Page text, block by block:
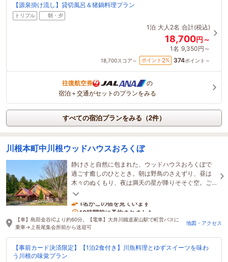
【源泉掛け流し】貸切風呂＆猪鍋料理プラン
トリプル 朝・夕
1泊 大人2名 合計(税込)
18,700円～
1名 9,350円～
18,700スコア～ ポイント 2% 374ポイント～
往復航空券
の
宿泊＋交通がセットのプランをみる
すべての宿泊プランをみる（2件）
川根本町中川根ウッドハウスおろくぼ
静けさと自然に包まれた、ウッドハウスおろくぼで
過ごす癒しのひととき。朝は野鳥のさえずり、昼は
木々のぬくもり、夜は満天の星が降りそそぐ空。ご
家族やご友人、大切な人とぜひお越しください。
1名がこの宿を見ています
10時間前に予約されました
【車】島田金谷ICより約60分。【電車】大井川鐵道家山駅で町営バスに
乗車→上長尾集会所前から送迎可
地図・アクセス
【事前カード決済限定】【1泊2食付き】川魚料理とゆずスイーツを味わ
う川根の味覚プラン